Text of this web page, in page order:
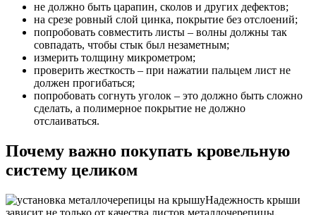
не должно быть царапин, сколов и других дефектов;
на срезе ровный слой цинка, покрытие без отслоений;
попробовать совместить листы – волны должны так
совпадать, чтобы стык был незаметным;
измерить толщину микрометром;
проверить жесткость – при нажатии пальцем лист не
должен прогибаться;
попробовать согнуть уголок – это должно быть сложно
сделать, а полимерное покрытие не должно
отслаиваться.
Почему важно покупать кровельную
систему целиком
Надежность крыши
зависит не только от качества листов металлочерепицы.